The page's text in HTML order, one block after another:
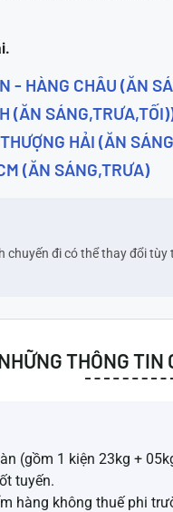
- HÀNG CHÂU (ĂN
(ĂN
HẢI (ĂN
(ĂN SÁNG,TRƯA)
chuyến đi có thể thay đổi
THÔNG TIN
(gồm 1 kiện 23kg +
tuyến.
hàng không thuế phi